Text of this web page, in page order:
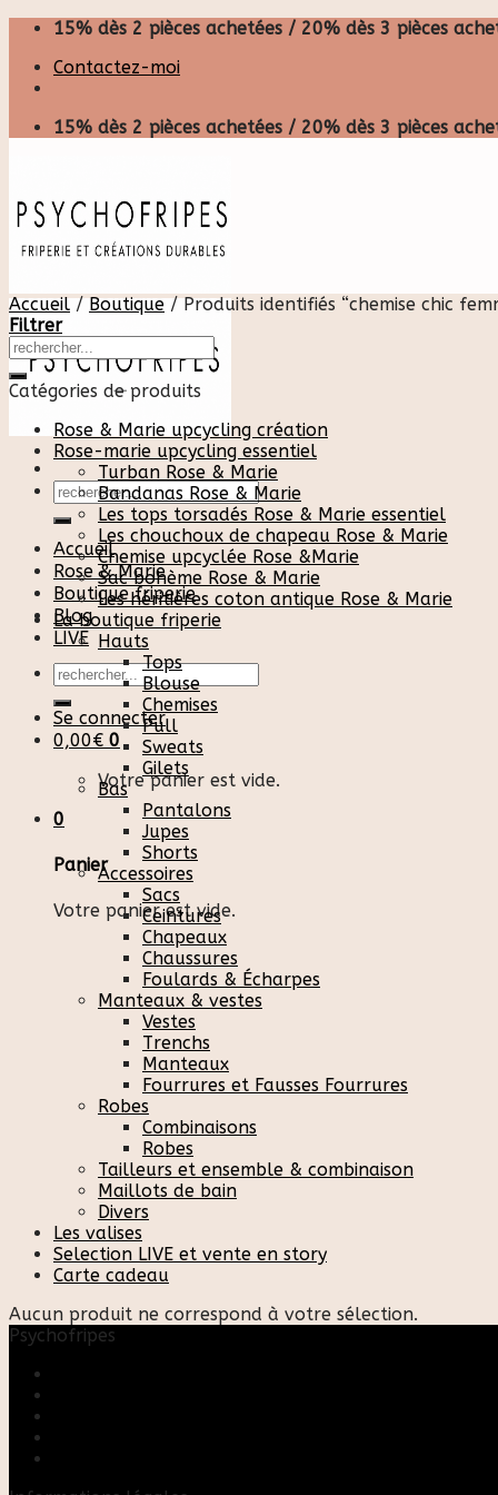
Skip
content
15% dès 2 pièces achetées / 20% dès 3 pièces
Contactez-moi
15% dès 2 pièces achetées / 20% dès 3 pièces
Recherche
pour :
Accueil
Rose & Marie
Boutique friperie
Blog
LIVE
Recherche
pour :
Se connecter
0,00€ 0
Votre panier est vide.
0
Panier
Votre panier est vide.
Accueil / Boutique /Produits identifiés “chemise chic
Filtrer
Catégories de produits
Rose & Marie upcycling création
Rose-marie upcycling essentiel
Turban Rose & Marie
Bandanas Rose & Marie
Les tops torsadés Rose & Marie essentiel
Les chouchoux de chapeau Rose & Marie
Chemise upcyclée Rose &Marie
Sac bohème Rose & Marie
Les héritières coton antique Rose & Marie
La boutique friperie
Hauts
Tops
Blouse
Chemises
Pull
Sweats
Gilets
Bas
Pantalons
Jupes
Shorts
Accessoires
Sacs
Ceintures
Chapeaux
Chaussures
Foulards & Écharpes
Manteaux & vestes
Vestes
Trenchs
Manteaux
Fourrures et Fausses Fourrures
Robes
Combinaisons
Robes
Tailleurs et ensemble & combinaison
Maillots de bain
Divers
Les valises
Selection LIVE et vente en story
Carte cadeau
Aucun produit ne correspond à votre sélection.
Psychofripes